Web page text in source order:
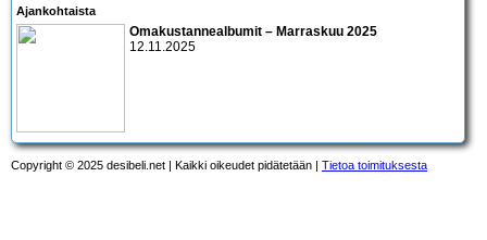
Ajankohtaista
Omakustannealbumit – Marraskuu 2025
12.11.2025
Copyright © 2025 desibeli.net | Kaikki oikeudet pidätetään | Tietoa toimituksesta